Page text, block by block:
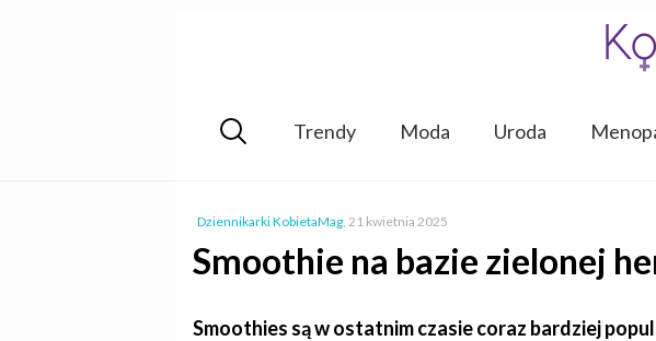
Trendy Moda Uroda
Dziennikarki KobietaMag, 21 kwietnia 2025
Smoothie na bazie zielonej
Smoothies są w ostatnim czasie coraz bardziej